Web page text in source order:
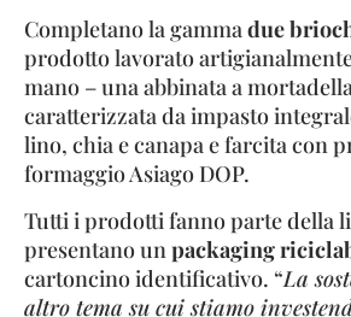
Completano la gammadue
prodotto lavorato
mano – una abbinata a
caratterizzata da impasto
lino, chia e canapa e farcita con
formaggio Asiago DOP.
Tutti i prodotti fanno parte della
presentano unpackaging
cartoncino identificativo. “La
altro tema su cui stiamo